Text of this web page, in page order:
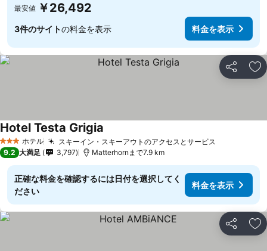
最安値 ￥26,492
3件のサイトの料金を表示 料金を表示
シェア お
3 ホテルのランク
ホテル スキーイン・スキーアウトのアクセスとサービス
Hotel Testa Grigia
9.2 大満足 3,797 Matterhornまで7.9 km
正確な料金を確認するには日付を選択してく
ださい
料金を表示
シェア お